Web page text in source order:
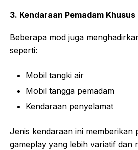
3. Kendaraan Pemadam Khusus
Beberapa mod juga
seperti:
Mobil tangki air
Mobil tangga pemadam
Kendaraan penyelamat
Jenis kendaraan ini memberikan
gameplay yang lebih variatif dan